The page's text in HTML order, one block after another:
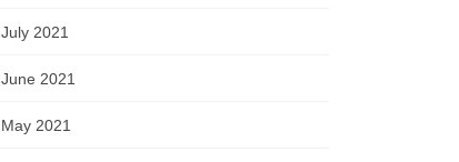
July 2021
June 2021
May 2021